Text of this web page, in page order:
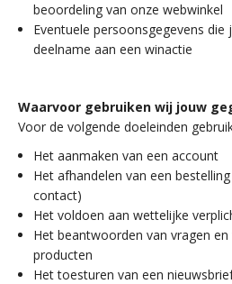
beoordeling van onze webwinkel
Eventuele persoonsgegevens
deelname aan een winactie
Waarvoor gebruiken wij jouw
Voor de volgende doeleinden
Het aanmaken van een account
Het afhandelen van een
contact)
Het voldoen aan wettelijke
Het beantwoorden van vragen
producten
Het toesturen van een